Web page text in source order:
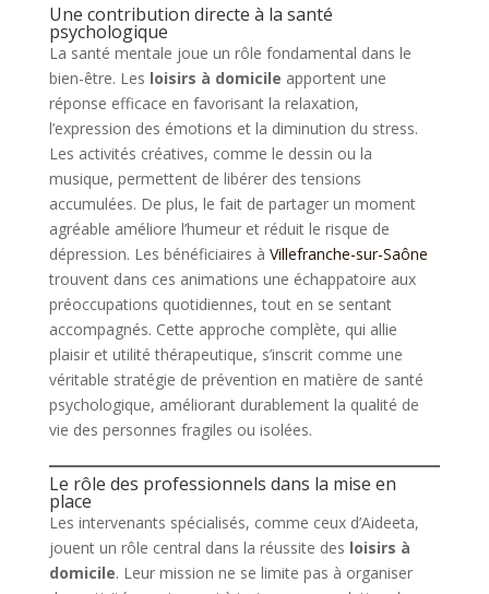
Une contribution directe à la santé
psychologique
La santé mentale joue un rôle fondamental dans le
bien-être. Les loisirs à domicile apportent une
réponse efficace en favorisant la relaxation,
l’expression des émotions et la diminution du stress.
Les activités créatives, comme le dessin ou la
musique, permettent de libérer des tensions
accumulées. De plus, le fait de partager un moment
agréable améliore l’humeur et réduit le risque de
dépression. Les bénéficiaires à Villefranche-sur-Saône
trouvent dans ces animations une échappatoire aux
préoccupations quotidiennes, tout en se sentant
accompagnés. Cette approche complète, qui allie
plaisir et utilité thérapeutique, s’inscrit comme une
véritable stratégie de prévention en matière de santé
psychologique, améliorant durablement la qualité de
vie des personnes fragiles ou isolées.
Le rôle des professionnels dans la mise en
place
Les intervenants spécialisés, comme ceux d’Aideeta,
jouent un rôle central dans la réussite des loisirs à
domicile. Leur mission ne se limite pas à organiser